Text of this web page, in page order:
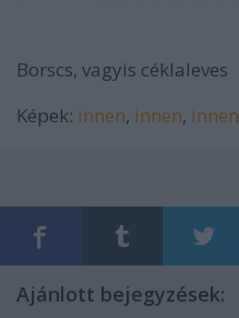
Borscs, vagyis céklaleves
Képek: innen, innen, innen
Ajánlott bejegyzések: